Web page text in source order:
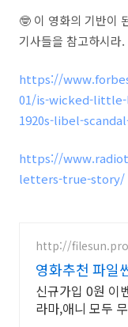
🤓 이 영화의 기반이
기사들을 참고하시라.
https://
01/is-wicked-
1920s-libel-
https://
letters-true-story/
http://filesun.pro
영화추천 파일
시간 보기!
신규가입 0원 이
라마,애니 모두